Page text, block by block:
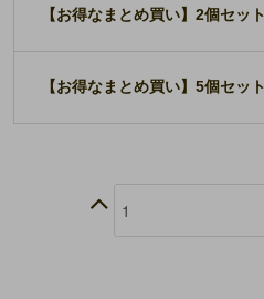
【お得なまとめ買い】2個セット
【お得なまとめ買い】5個セット